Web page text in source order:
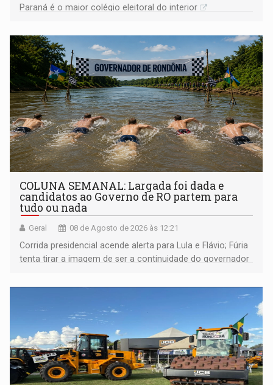
Paraná é o maior colégio eleitoral do interior
COLUNA SEMANAL: Largada foi dada e
candidatos ao Governo de RO partem para
tudo ou nada
Geral 08 de Agosto de 2026 às 12:21
Corrida presidencial acende alerta para Lula e Flávio; Fúria
tenta tirar a imagem de ser a continuidade do governador
não ter entrado no modo eleição; ABAV faz evento em